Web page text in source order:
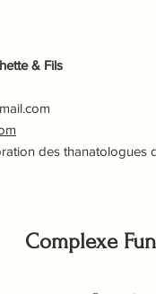
& Fils
des thanatologues
Complexe